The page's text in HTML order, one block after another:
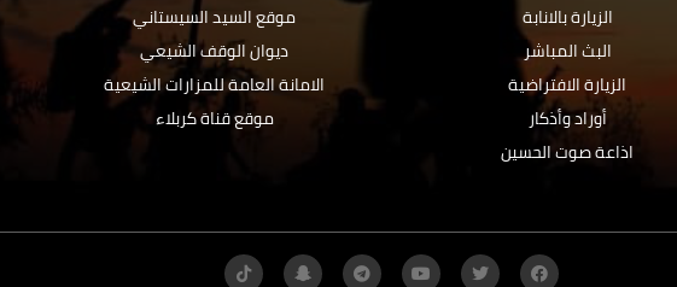
الزيارة بالانابة
البث المباشر
الزيارة الافتراضية
أوراد وأذكار
اذاعة صوت الحسين
موقع السيد السيستاني
ديوان الوقف الشيعي
الامانة العامة للمزارات الشيعية
موقع قناة كربلاء